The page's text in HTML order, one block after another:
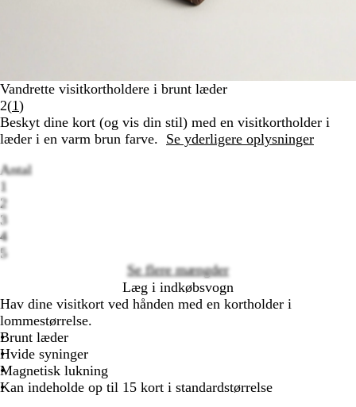
Vandrette visitkortholdere i brunt læder
2(1Læs
1
anmeldelser
)
Beskyt dine kort (og vis din stil) med en visitkortholder i
læder i en varm brun farve. Se yderligere oplysninger
Antal
1
2
3
4
5
Se flere mængder
Læg i indkøbsvogn
Hav dine visitkort ved hånden med en kortholder i
lommestørrelse.
Brunt læder
Hvide syninger
Magnetisk lukning
Kan indeholde op til 15 kort i standardstørrelse